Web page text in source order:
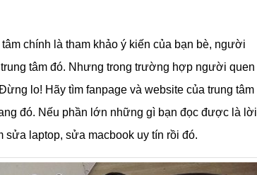
chính là tham khảo ý kiến của bạn bè, người
tâm đó. Nhưng trong trường hợp người quen
lo! Hãy tìm fanpage và website của trung tâm
đó. Nếu phần lớn những gì bạn đọc được là lời
sửa laptop, sửa macbook uy tín rồi đó.